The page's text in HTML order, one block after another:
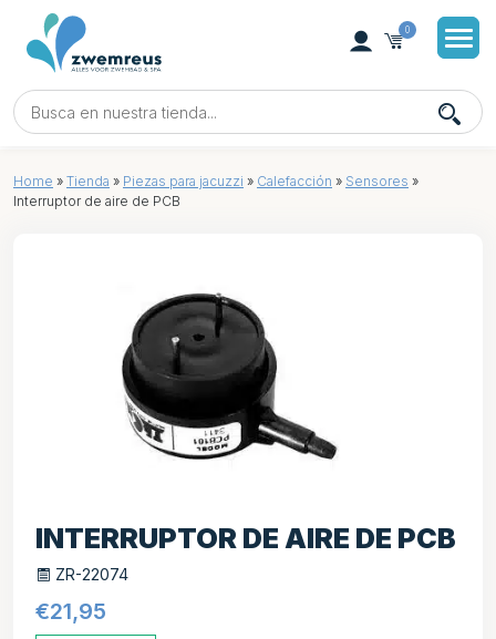
0
Home » Tienda » Piezas para jacuzzi » Calefacción » Sensores »
Interruptor de aire de PCB
INTERRUPTOR DE AIRE DE PCB
ZR-22074
€21,95